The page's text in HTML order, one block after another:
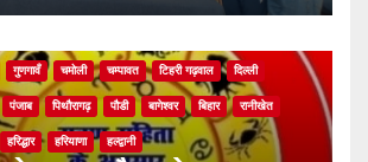
गुणगावँ चमोली चम्पावत टिहरी गढ़वाल दिल्ली
पंजाब पिथौरागढ़ पौडी बागेश्वर बिहार रानीखेत
हरिद्धार हरियाणा हल्द्वानी